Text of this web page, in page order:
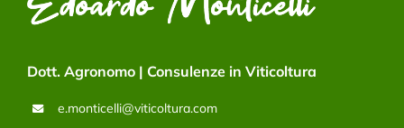
Dott. Agronomo | Consulenze in Viticoltura
e.monticelli@viticoltura.com